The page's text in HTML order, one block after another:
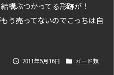
構ぶつかってる形跡が！
う売ってないのでこっちは自
 2011年5月16日  ガード類